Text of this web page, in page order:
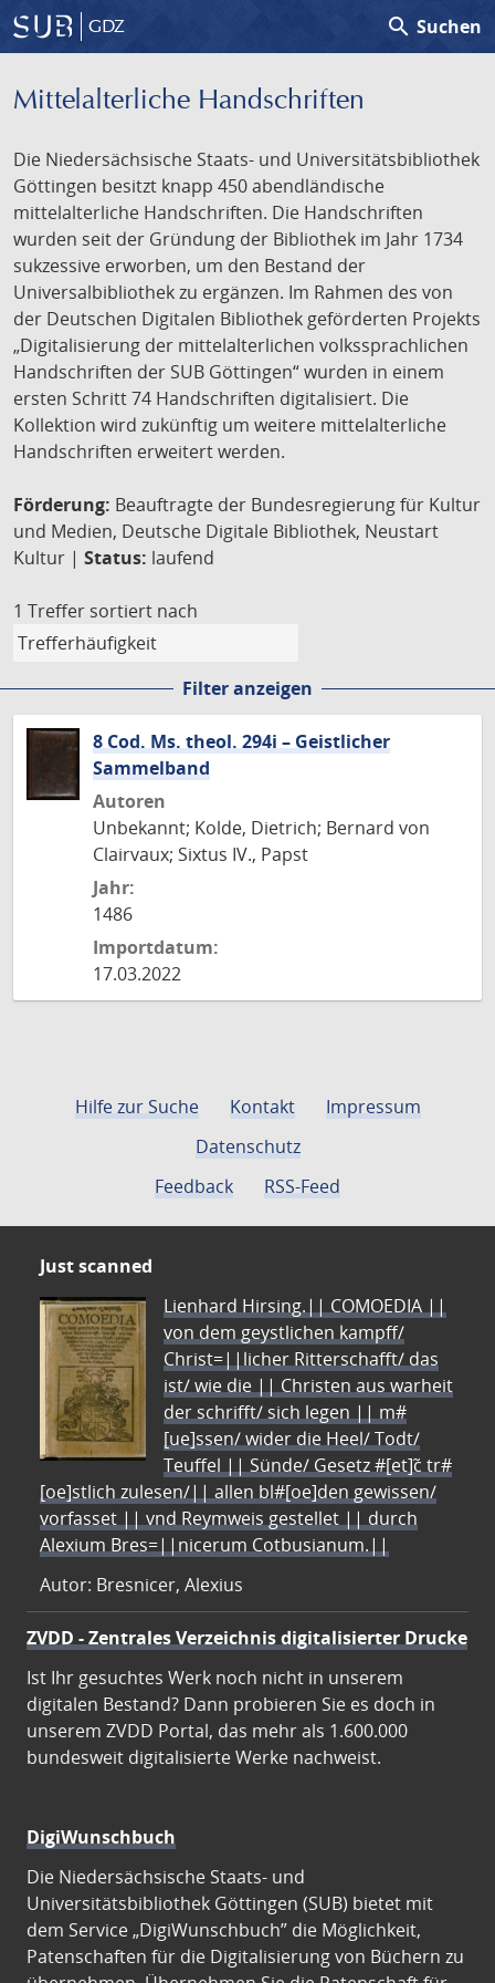
GDZ search Suchen
Mittelalterliche Handschriften
Die Niedersächsische Staats- und Universitätsbibliothek
Göttingen besitzt knapp 450 abendländische
mittelalterliche Handschriften. Die Handschriften
wurden seit der Gründung der Bibliothek im Jahr 1734
sukzessive erworben, um den Bestand der
Universalbibliothek zu ergänzen. Im Rahmen des von
der Deutschen Digitalen Bibliothek geförderten Projekts
„Digitalisierung der mittelalterlichen volkssprachlichen
Handschriften der SUB Göttingen“ wurden in einem
ersten Schritt 74 Handschriften digitalisiert. Die
Kollektion wird zukünftig um weitere mittelalterliche
Handschriften erweitert werden.
Förderung: Beauftragte der Bundesregierung für Kultur
und Medien, Deutsche Digitale Bibliothek, Neustart
Kultur | Status: laufend
1 Treffer sortiert nach
Filter anzeigen
8 Cod. Ms. theol. 294i – Geistlicher
Sammelband
Autoren
Unbekannt; Kolde, Dietrich; Bernard von
Clairvaux; Sixtus IV., Papst
Jahr:
1486
Importdatum:
17.03.2022
Hilfe zur Suche Kontakt
Impressum
Datenschutz
Feedback
RSS-Feed
Just scanned
Lienhard Hirsing.|| COMOEDIA ||
von dem geystlichen kampff/
Christ=||licher Ritterschafft/ das
ist/ wie die || Christen aus warheit
der schrifft/ sich legen || m#
[ue]ssen/ wider die Heel/ Todt/
Teuffel || Sünde/ Gesetz #[et]c̃ tr#
[oe]stlich zulesen/|| allen bl#[oe]den gewissen/
vorfasset || vnd Reymweis gestellet || durch
Alexium Bres=||nicerum Cotbusianum.||
Autor: Bresnicer, Alexius
ZVDD - Zentrales Verzeichnis digitalisierter Drucke
Ist Ihr gesuchtes Werk noch nicht in unserem
digitalen Bestand? Dann probieren Sie es doch in
unserem ZVDD Portal, das mehr als 1.600.000
bundesweit digitalisierte Werke nachweist.
DigiWunschbuch
Die Niedersächsische Staats- und
Universitätsbibliothek Göttingen (SUB) bietet mit
dem Service „DigiWunschbuch” die Möglichkeit,
Patenschaften für die Digitalisierung von Büchern zu